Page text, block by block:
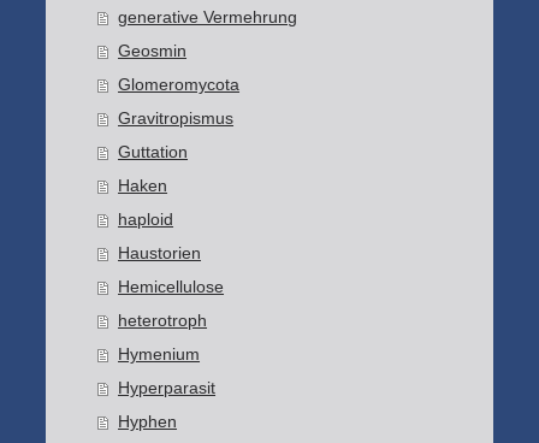
generative Vermehrung
Geosmin
Glomeromycota
Gravitropismus
Guttation
Haken
haploid
Haustorien
Hemicellulose
heterotroph
Hymenium
Hyperparasit
Hyphen